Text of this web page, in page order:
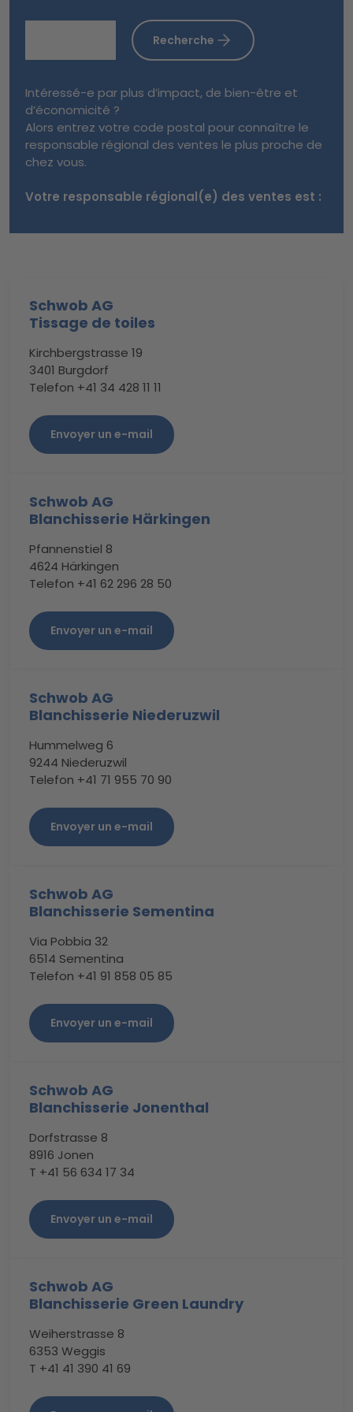
Recherche
Intéressé-e par plus d’impact, de bien-être et
d’économicité ?
Alors entrez votre code postal pour connaître le
responsable régional des ventes le plus proche de
chez vous.
Votre responsable régional(e) des ventes est :
Schwob AG
Tissage de toiles
Kirchbergstrasse 19
3401 Burgdorf
Telefon +41 34 428 11 11
Envoyer un e-mail
Schwob AG
Blanchisserie Härkingen
Pfannenstiel 8
4624 Härkingen
Telefon +41 62 296 28 50
Envoyer un e-mail
Schwob AG
Blanchisserie Niederuzwil
Hummelweg 6
9244 Niederuzwil
Telefon +41 71 955 70 90
Envoyer un e-mail
Schwob AG
Blanchisserie Sementina
Via Pobbia 32
6514 Sementina
Telefon +41 91 858 05 85
Envoyer un e-mail
Schwob AG
Blanchisserie Jonenthal
Dorfstrasse 8
8916 Jonen
T +41 56 634 17 34
Envoyer un e-mail
Schwob AG
Blanchisserie Green Laundry
Weiherstrasse 8
6353 Weggis
T +41 41 390 41 69